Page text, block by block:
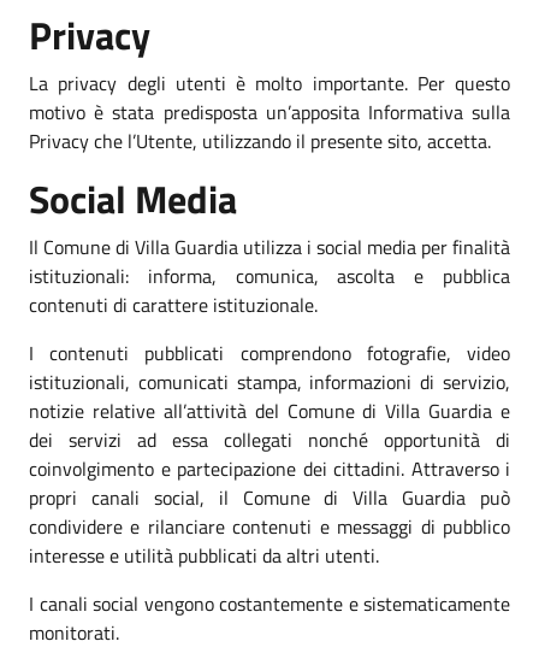
Privacy
La privacy degli utenti è molto importante. Per questo
motivo è stata predisposta un’apposita Informativa sulla
Privacy che l’Utente, utilizzando il presente sito, accetta.
Social Media
Il Comune di Villa Guardia utilizza i social media per finalità
istituzionali: informa, comunica, ascolta e pubblica
contenuti di carattere istituzionale.
I contenuti pubblicati comprendono fotografie, video
istituzionali, comunicati stampa, informazioni di servizio,
notizie relative all’attività del Comune di Villa Guardia e
dei servizi ad essa collegati nonché opportunità di
coinvolgimento e partecipazione dei cittadini. Attraverso i
propri canali social, il Comune di Villa Guardia può
condividere e rilanciare contenuti e messaggi di pubblico
interesse e utilità pubblicati da altri utenti.
I canali social vengono costantemente e sistematicamente
monitorati.